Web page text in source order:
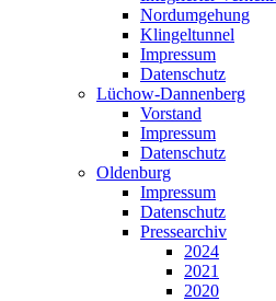
Nordumgehung
Klingeltunnel
Impressum
Datenschutz
Lüchow-Dannenberg
Vorstand
Impressum
Datenschutz
Oldenburg
Impressum
Datenschutz
Pressearchiv
2024
2021
2020